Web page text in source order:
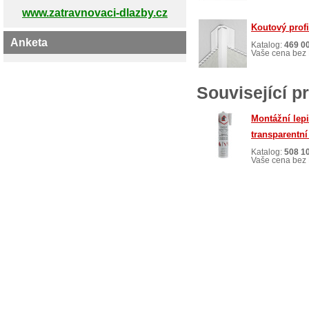
Koutový
Katalog: 469
Vaše cena bez
Související
Montážní
Katalog: 508
Vaše cena bez
www.zatravnovaci-dlazby.cz
Anketa